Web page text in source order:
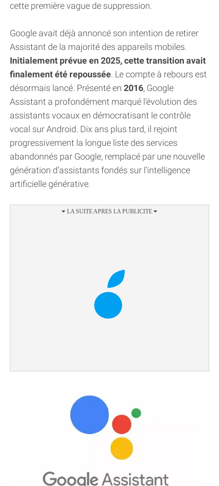
cette première vague de suppression.
Google avait déjà annoncé son intention de retirer
Assistant de la majorité des appareils mobiles.
Initialement prévue en 2025, cette transition avait
finalement été repoussée. Le compte à rebours est
désormais lancé. Présenté en 2016, Google
Assistant a profondément marqué l’évolution des
assistants vocaux en démocratisant le contrôle
vocal sur Android. Dix ans plus tard, il rejoint
progressivement la longue liste des services
abandonnés par Google, remplacé par une nouvelle
génération d’assistants fondés sur l’intelligence
artificielle générative.